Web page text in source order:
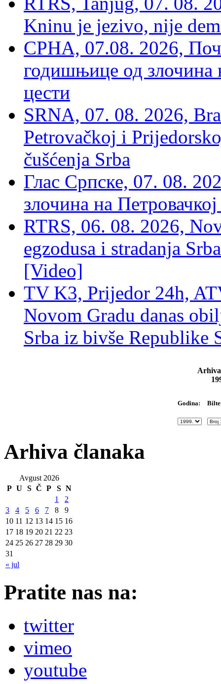
Kninu je jezivo, nije
СРНА, 07.08. 2026,
годишњице од злочина
цести
SRNA, 07. 08. 2026,
Petrovačkoj i
čušćenja Srba
Глас Српске, 07. 08.
злочина на
RTRS, 06. 08. 2026,
egzodusa i stradanja
[Video]
TV K3, Prijedor 24h,
Novom Gradu danas
Srba iz bivše Republike
Godina:
Arhiva članaka
Avgust 2026
P U S Č P S N
« jul
1
2
3
4 5 6 7 8
9
10 11 12 13 14 15 16
17 18 19 20 21 22 23
24 25 26 27 28 29 30
31
Pratite nas na:
twitter
vimeo
youtube